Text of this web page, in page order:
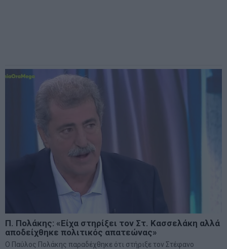
Π. Πολάκης: «Είχα στηρίξει τον Στ. Κασσελάκη αλλά
αποδείχθηκε πολιτικός απατεώνας»
Ο Παύλος Πολάκης παραδέχθηκε ότι στήριξε τον Στέφανο